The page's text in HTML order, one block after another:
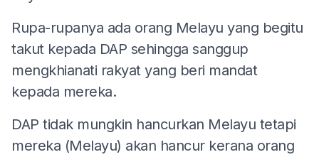
Rupa-rupanya ada orang Melayu yang begitu
takut kepada DAP sehingga sanggup
mengkhianati rakyat yang beri mandat
kepada mereka.
DAP tidak mungkin hancurkan Melayu tetapi
mereka (Melayu) akan hancur kerana orang